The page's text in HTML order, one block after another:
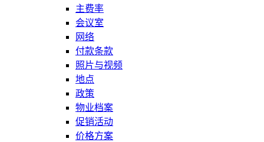
主费率
会议室
网络
付款条款
照片与视频
地点
政策
物业档案
促销活动
价格方案